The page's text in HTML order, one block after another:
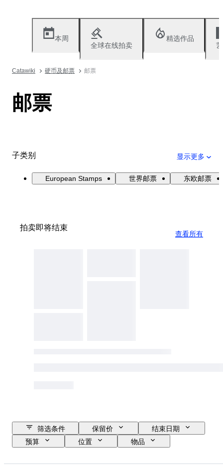
本周
全球在线拍卖
精选作品
Catawiki 硬币及邮票 邮票
邮票
子类别 显示更多
European Stamps 世界邮票 东欧邮票
拍卖即将结束
查看所有
筛选条件 保留价
结束日期
预算
位置
物品